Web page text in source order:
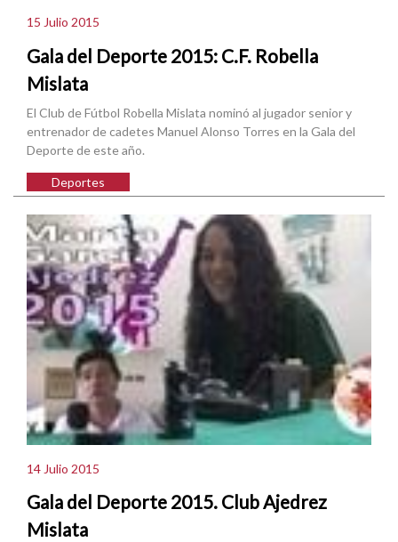
15 Julio 2015
Gala del Deporte 2015: C.F. Robella
Mislata
El Club de Fútbol Robella Mislata nominó al jugador senior y
entrenador de cadetes Manuel Alonso Torres en la Gala del
Deporte de este año.
Deportes
14 Julio 2015
Gala del Deporte 2015. Club Ajedrez
Mislata